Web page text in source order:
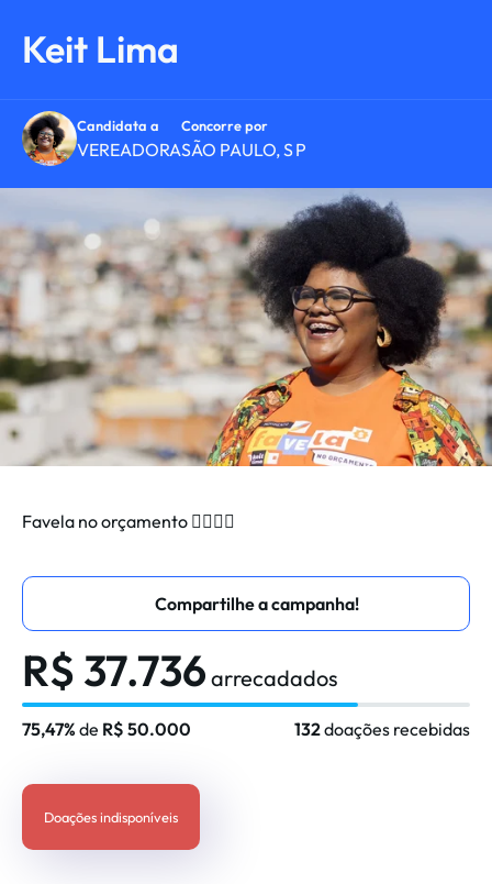
Keit Lima
Candidata a
VEREADORA
Concorre por
SÃO PAULO SP
Favela no orçamento ✊🏾✊🏾
Compartilhe a campanha!
R$ 37.736 arrecadados
75
75,47%de R$ 50.000 132doações recebidas
Doações indisponíveis